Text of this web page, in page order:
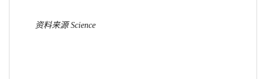
资料来源Science